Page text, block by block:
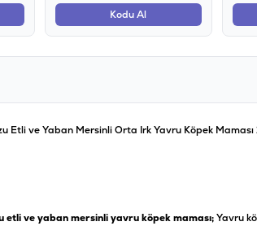
Kodu Al
Etli ve Yaban Mersinli Orta Irk Yavru Köpek Maması
etli ve yaban mersinli yavru köpek maması;Yavru